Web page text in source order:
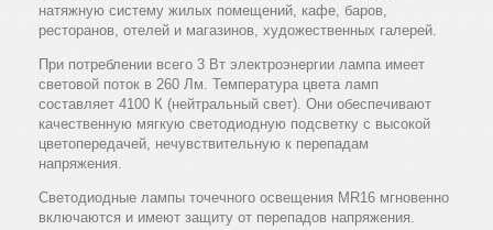
натяжную систему жилых помещений, кафе, баров,
ресторанов, отелей и магазинов, художественных галерей.
При потреблении всего 3 Вт электроэнергии лампа имеет
световой поток в 260 Лм. Температура цвета ламп
составляет 4100 К (нейтральный свет). Они обеспечивают
качественную мягкую светодиодную подсветку с высокой
цветопередачей, нечувствительную к перепадам
напряжения.
Светодиодные лампы точечного освещения MR16 мгновенно
включаются и имеют защиту от перепадов напряжения.